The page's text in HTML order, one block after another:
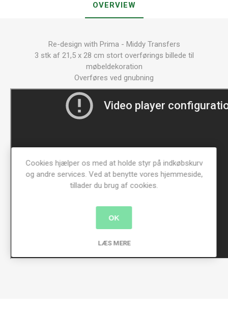
OVERVIEW
Re-design with Prima - Middy Transfers
3 stk af 21,5 x 28 cm stort overførings billede til
møbeldekoration
Overføres ved gnubning
Cookies hjælper os med at holde styr på indkøbskurv
og andre services. Ved at benytte vores hjemmeside,
tillader du brug af cookies.
OK
LÆS MERE